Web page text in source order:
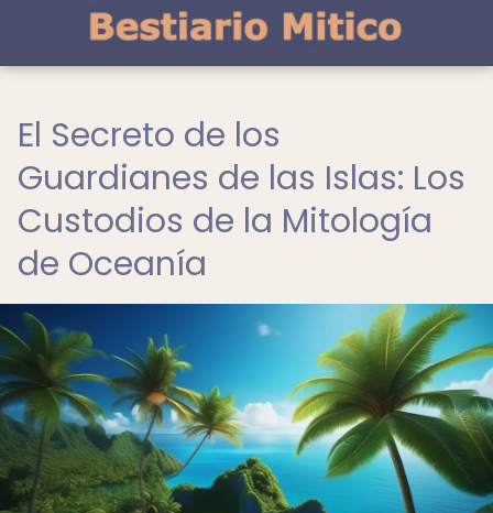
El Secreto de los
Guardianes de las Islas: Los
Custodios de la Mitología
de Oceanía